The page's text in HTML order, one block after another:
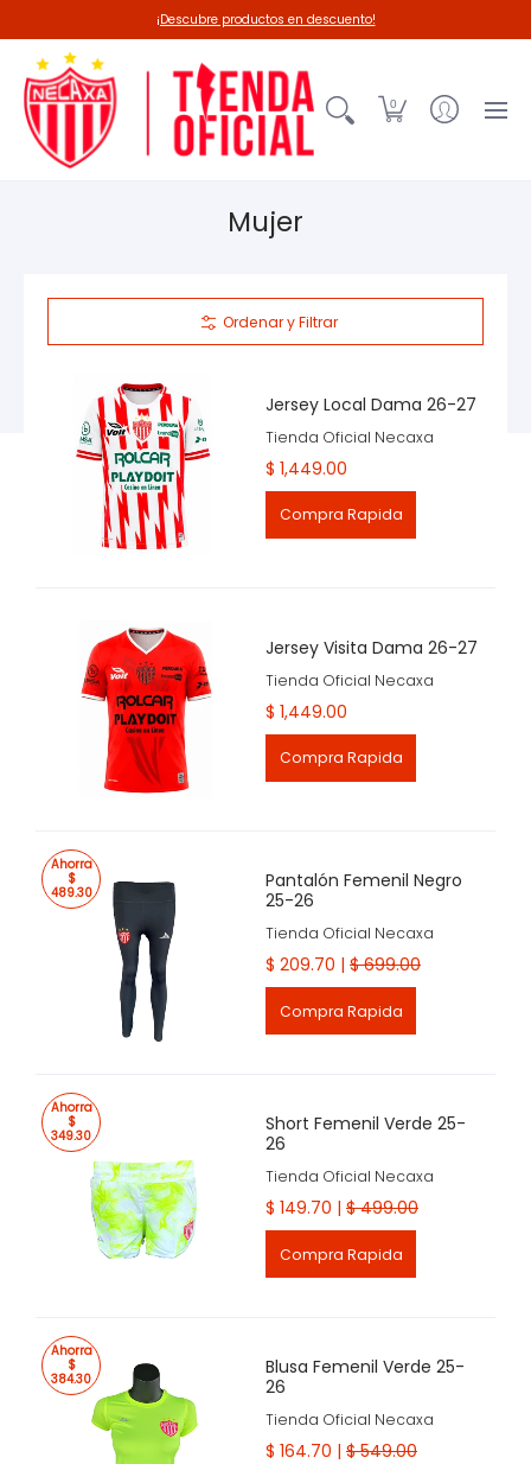
Línea 26-27 Deadpool-Necaxa
¡Descubre productos en descuento!
0
Mujer
Ordenar y Filtrar
Jersey Local Dama 26-27
Tienda Oficial Necaxa
$ 1,449.00
Compra Rapida
Jersey Visita Dama 26-27
Tienda Oficial Necaxa
$ 1,449.00
Compra Rapida
Ahorra
$
489.30
Pantalón Femenil Negro
25-26
Tienda Oficial Necaxa
$ 209.70 | $ 699.00
Compra Rapida
Ahorra
$
349.30
Short Femenil Verde 25-
26
Tienda Oficial Necaxa
$ 149.70 | $ 499.00
Compra Rapida
Ahorra
$
384.30
Blusa Femenil Verde 25-
26
Tienda Oficial Necaxa
$ 164.70 | $ 549.00